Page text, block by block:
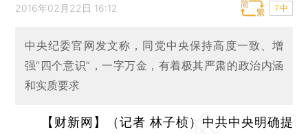
2016年02月22日 16:12 T中
中央纪委官网发文称，同党中央保持高度一致、增
强“四个意识”，一字万金，有着极其严肃的政治内涵
和实质要求
【财新网】（记者 林子桢） 中共中央明确提